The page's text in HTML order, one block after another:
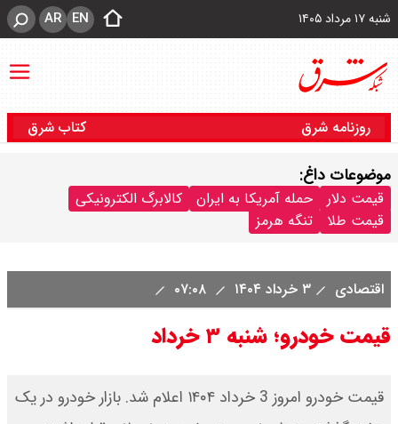
شنبه ۱۷ مرداد ۱۴۰۵ EN
AR
روزنامه شرق کتاب شرق
موضوعات داغ:
قیمت دلار حمله آمریکا به ایران
کالابرگ الکترونیکی
قیمت طلا
تنگه هرمز
اقتصادی ۳ خرداد ۱۴۰۴
قیمت خودرو؛ شنبه ۳ خرداد
قیمت خودرو امروز 3 خرداد ۱۴۰۴ اعلام شد. بازار خودرو در یک